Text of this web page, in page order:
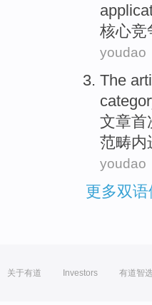
核心竞
youdao
The
文章首
范畴内
youdao
更多双语
关于有道 Investors 有道智